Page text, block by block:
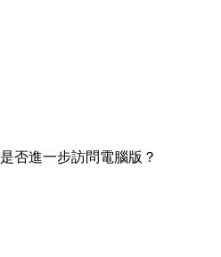
否進一步訪問電腦版？